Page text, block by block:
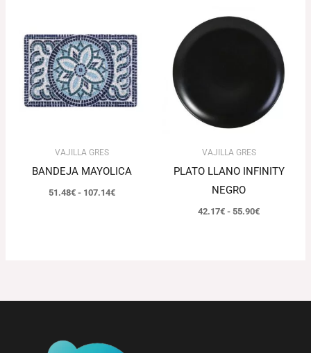
VAJILLA GRES
BANDEJA MAYOLICA
51.48€ - 107.14€
precios:
desde
51.48€
hasta
107.14€
VAJILLA GRES
PLATO LLANO INFINITY
NEGRO
42.17€ - 55.90€
precios:
desde
42.17€
hasta
55.90€